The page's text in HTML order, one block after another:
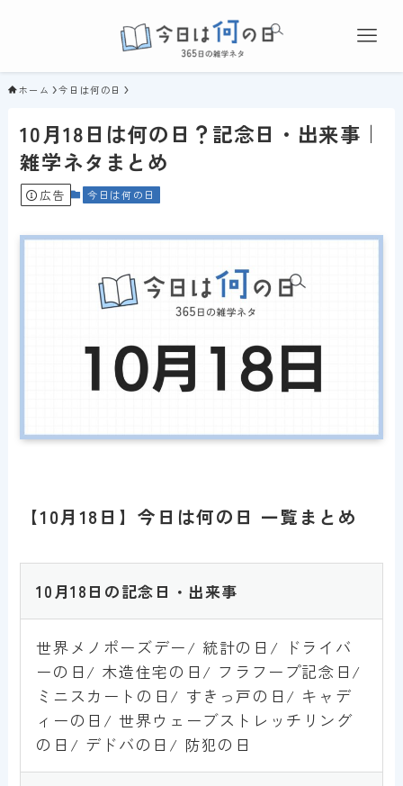
ホーム 今日は何の日
10月18日は何の日？記念日・出来事｜
雑学ネタまとめ
広告 今日は何の日
【10月18日】今日は何の日 一覧まとめ
10 月18日の記念日・出来事
世界メノポーズデー/ 統計の日/ ドライバ
ーの日/ 木造住宅の日/ フラフープ記念日/
ミニスカートの日/ すきっ戸の日/ キャデ
ィーの日/ 世界ウェーブストレッチリング
の日/ デドバの日/ 防犯の日